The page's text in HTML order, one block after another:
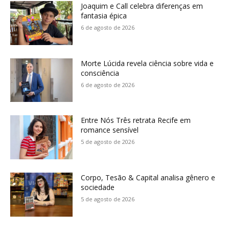
Joaquim e Call celebra diferenças em
fantasia épica
6 de agosto de 2026
Morte Lúcida revela ciência sobre vida e
consciência
6 de agosto de 2026
Entre Nós Três retrata Recife em
romance sensível
5 de agosto de 2026
Corpo, Tesão & Capital analisa gênero e
sociedade
5 de agosto de 2026